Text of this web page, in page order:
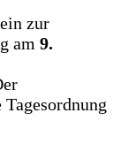
zur
am 9.